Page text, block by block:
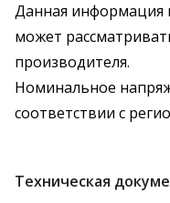
Данная информация
может
производителя.
Номинальное
соответствии с
Техническая